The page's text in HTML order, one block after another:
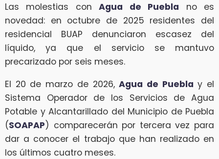
Las molestias conAgua de Puebla no es
novedad: en octubre de 2025 residentes del
residencial BUAP denunciaron escasez del
líquido, ya que el servicio se mantuvo
precarizado por seis meses.
El 20 de marzo de 2026,Agua de Puebla y el
Sistema Operador de los Servicios de Agua
Potable y Alcantarillado del Municipio de Puebla
(SOAPAP) comparecerán por tercera vez para
dar a conocer el trabajo que han realizado en
los últimos cuatro meses.